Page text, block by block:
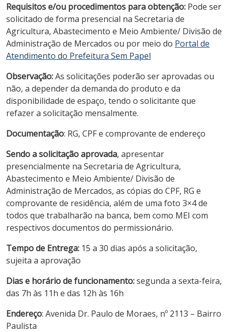
Requisitos e/ou procedimentos para obtenção: Pode ser
solicitado de forma presencial na Secretaria de
Agricultura, Abastecimento e Meio Ambiente/ Divisão de
Administração de Mercados ou por meio do Portal de
Atendimento do Prefeitura Sem Papel
Observação:As solicitações poderão ser aprovadas ou
não, a depender da demanda do produto e da
disponibilidade de espaço, tendo o solicitante que
refazer a solicitação mensalmente.
Documentação: RG, CPF e comprovante de endereço
Sendo a solicitação aprovada, apresentar
presencialmente na Secretaria de Agricultura,
Abastecimento e Meio Ambiente/ Divisão de
Administração de Mercados, as cópias do CPF, RG e
comprovante de residência, além de uma foto 3×4 de
todos que trabalharão na banca, bem como MEI com
respectivos documentos do permissionário.
Tempo de Entrega: 15 a 30 dias após a solicitação,
sujeita a aprovação
Dias e horário de funcionamento:segunda a sexta-feira,
das 7h às 11h e das 12h às 16h
Endereço: Avenida Dr. Paulo de Moraes, nº 2113 – Bairro
Paulista